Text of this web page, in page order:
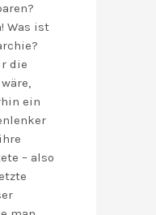
Was ist
die
ein
– also